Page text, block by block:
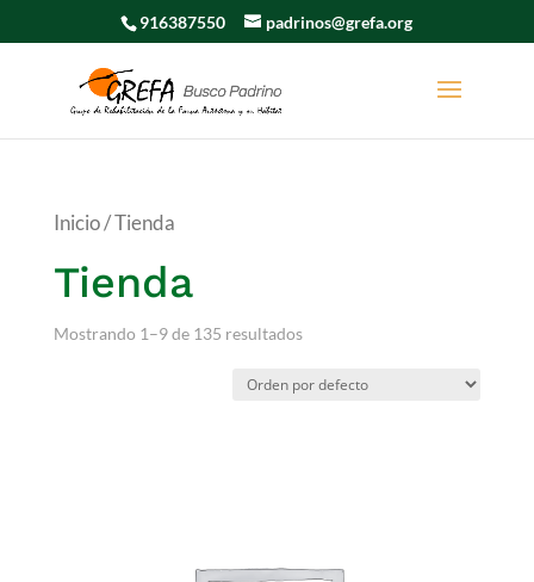
916387550 padrinos@grefa.org
Inicio/ Tienda
Tienda
Mostrando 1–9 de 135 resultados